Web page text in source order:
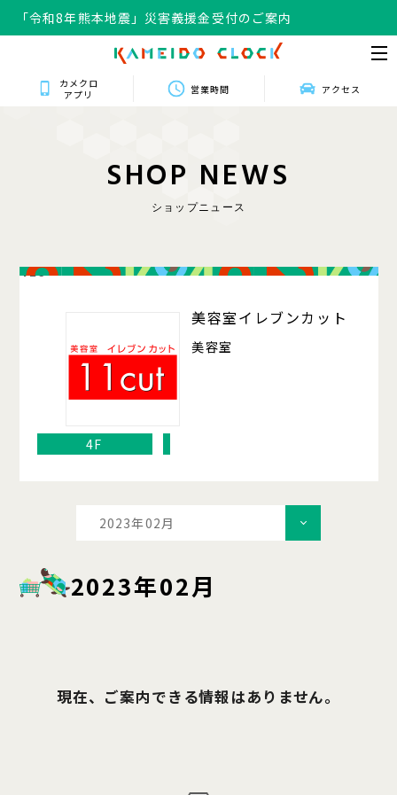
「令和8年熊本地震」災害義援金受付のご案内
カメクロ
アプリ
営業時間 アクセス
SHOP NEWS
ショップニュース
426
美容室イレブンカット
美容室
4F
2023年02月
2023年02月
現在、ご案内できる情報はありません。